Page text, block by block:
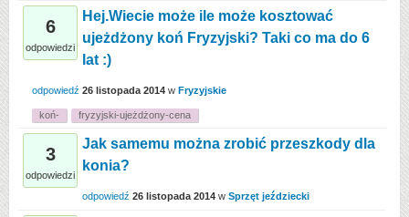
6
odpowiedzi
Hej.Wiecie może ile może kosztować
ujeżdżony koń Fryzyjski? Taki co ma do 6
lat :)
odpowiedź 26 listopada 2014 w Fryzyjskie
koń- fryzyjski-ujeżdżony-cena
3
odpowiedzi
Jak samemu można zrobić przeszkody dla
konia?
odpowiedź 26 listopada 2014 w Sprzęt jeździecki